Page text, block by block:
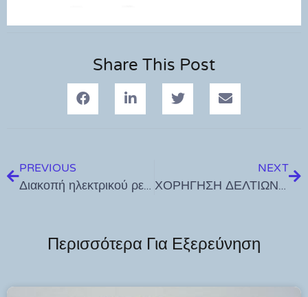
Share This Post
PREVIOUS
Διακοπή ηλεκτρικού ρεύματος την 18 και 19-04-2024
NEXT
ΧΟΡΗΓΗΣΗ ΔΕΛΤΙΩΝ ΜΕΤΑΚΙΝΗΣΗΣ Α.Μ.Ε.Α. 2024
Περισσότερα Για Εξερεύνηση